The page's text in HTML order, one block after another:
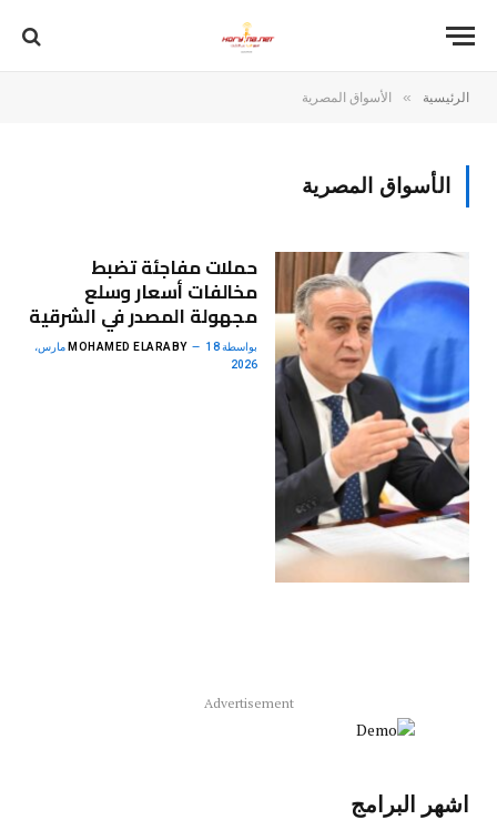
الرئيسية » الأسواق المصرية
الأسواق المصرية
حملات مفاجئة تضبط
مخالفات أسعار وسلع
مجهولة المصدر في الشرقية
بواسطة MOHAMED ELARABY 18 مارس،
2026
Advertisement
اشهر البرامج